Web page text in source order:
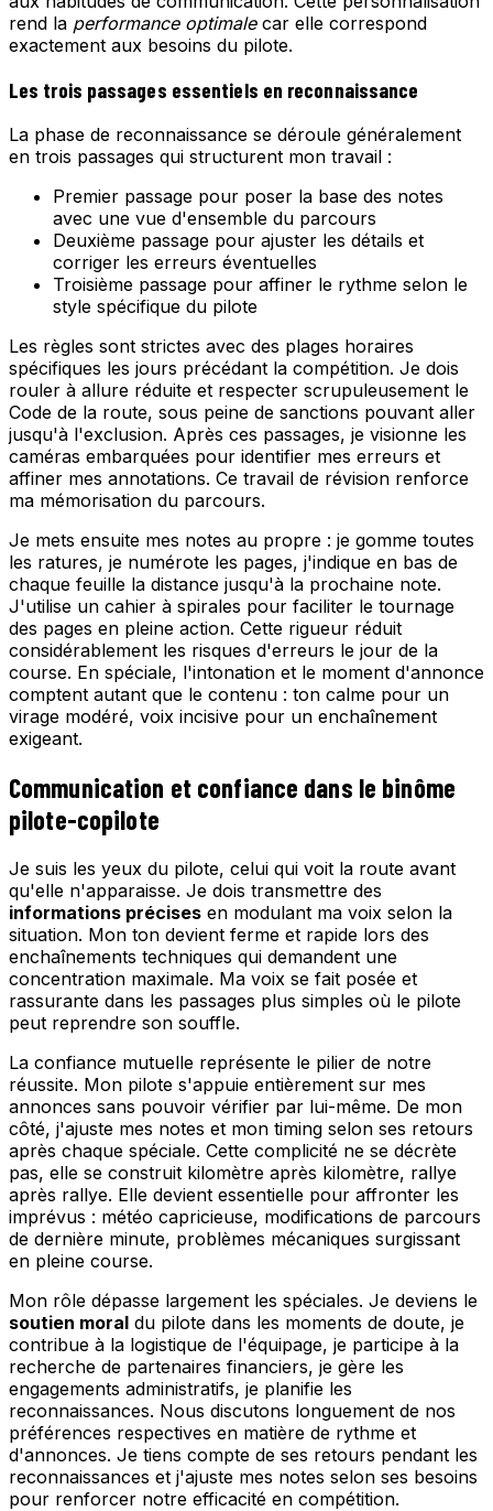
rend la performance optimalecar elle correspond
exactement aux besoins du pilote.
Les trois passages essentiels en reconnaissance
La phase de reconnaissance se déroule généralement
en trois passages qui structurent mon travail :
Premier passage pour poser la base des notes
avec une vue d'ensemble du parcours
Deuxième passage pour ajuster les détails et
corriger les erreurs éventuelles
Troisième passage pour affiner le rythme selon le
style spécifique du pilote
Les règles sont strictes avec des plages horaires
spécifiques les jours précédant la compétition. Je dois
rouler à allure réduite et respecter scrupuleusement le
Code de la route, sous peine de sanctions pouvant aller
jusqu'à l'exclusion. Après ces passages, je visionne les
caméras embarquées pour identifier mes erreurs et
affiner mes annotations. Ce travail de révision renforce
ma mémorisation du parcours.
Je mets ensuite mes notes au propre : je gomme toutes
les ratures, je numérote les pages, j'indique en bas de
chaque feuille la distance jusqu'à la prochaine note.
J'utilise un cahier à spirales pour faciliter le tournage
des pages en pleine action. Cette rigueur réduit
considérablement les risques d'erreurs le jour de la
course. En spéciale, l'intonation et le moment d'annonce
comptent autant que le contenu : ton calme pour un
virage modéré, voix incisive pour un enchaînement
exigeant.
Communication et confiance dans le binôme
pilote-copilote
Je suis les yeux du pilote, celui qui voit la route avant
qu'elle n'apparaisse. Je dois transmettre des
informations précises en modulant ma voix selon la
situation. Mon ton devient ferme et rapide lors des
enchaînements techniques qui demandent une
concentration maximale. Ma voix se fait posée et
rassurante dans les passages plus simples où le pilote
peut reprendre son souffle.
La confiance mutuelle représente le pilier de notre
réussite. Mon pilote s'appuie entièrement sur mes
annonces sans pouvoir vérifier par lui-même. De mon
côté, j'ajuste mes notes et mon timing selon ses retours
après chaque spéciale. Cette complicité ne se décrète
pas, elle se construit kilomètre après kilomètre, rallye
après rallye. Elle devient essentielle pour affronter les
imprévus : météo capricieuse, modifications de parcours
de dernière minute, problèmes mécaniques surgissant
en pleine course.
Mon rôle dépasse largement les spéciales. Je deviens le
soutien moral du pilote dans les moments de doute, je
contribue à la logistique de l'équipage, je participe à la
recherche de partenaires financiers, je gère les
engagements administratifs, je planifie les
reconnaissances. Nous discutons longuement de nos
préférences respectives en matière de rythme et
d'annonces. Je tiens compte de ses retours pendant les
reconnaissances et j'ajuste mes notes selon ses besoins
pour renforcer notre efficacité en compétition.